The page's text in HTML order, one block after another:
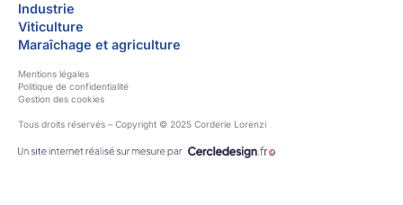
Industrie
Viticulture
Maraîchage et agriculture
Mentions légales
Politique de confidentialité
Gestion des cookies
Tous droits réservés – Copyright © 2025 Corderie Lorenzi